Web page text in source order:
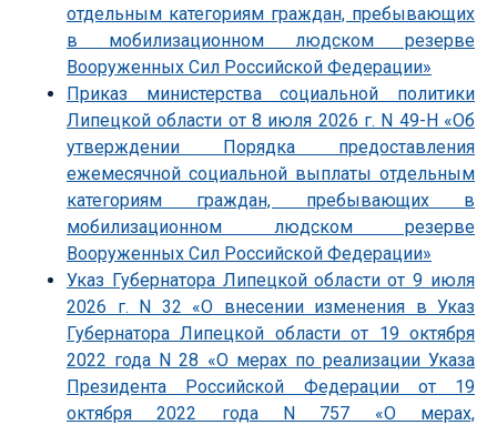
отдельным категориям граждан, пребывающих
в мобилизационном людском резерве
Вооруженных Сил Российской Федерации»
Приказ министерства социальной политики
Липецкой области от 8 июля 2026 г. N 49-Н «Об
утверждении Порядка предоставления
ежемесячной социальной выплаты отдельным
категориям граждан, пребывающих в
мобилизационном людском резерве
Вооруженных Сил Российской Федерации»
Указ Губернатора Липецкой области от 9 июля
2026 г. N 32 «О внесении изменения в Указ
Губернатора Липецкой области от 19 октября
2022 года N 28 «О мерах по реализации Указа
Президента Российской Федерации от 19
октября 2022 года N 757 «О мерах,